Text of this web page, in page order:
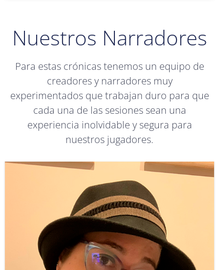
Nuestros Narradores
Para estas crónicas tenemos un equipo de
creadores y narradores muy
experimentados que trabajan duro para que
cada una de las sesiones sean una
experiencia inolvidable y segura para
nuestros jugadores.